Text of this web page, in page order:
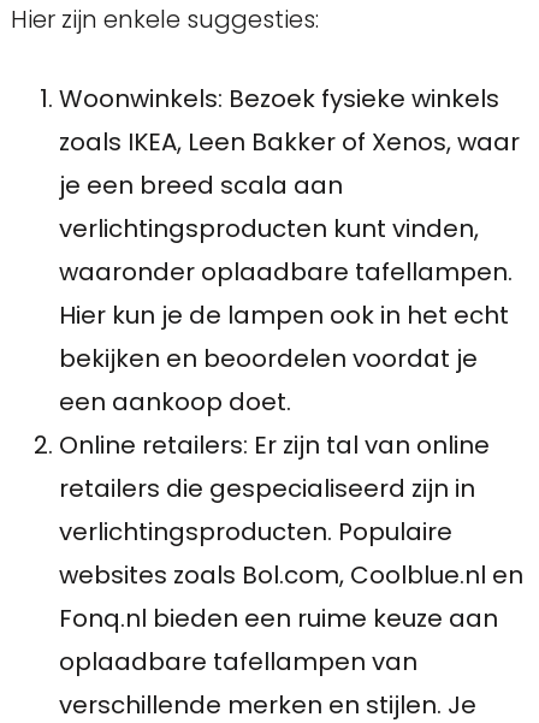
Hier zijn enkele suggesties:
Woonwinkels: Bezoek fysieke winkels
zoals IKEA, Leen Bakker of Xenos, waar
je een breed scala aan
verlichtingsproducten kunt vinden,
waaronder oplaadbare tafellampen.
Hier kun je de lampen ook in het echt
bekijken en beoordelen voordat je
een aankoop doet.
Online retailers: Er zijn tal van online
retailers die gespecialiseerd zijn in
verlichtingsproducten. Populaire
websites zoals Bol.com, Coolblue.nl en
Fonq.nl bieden een ruime keuze aan
oplaadbare tafellampen van
verschillende merken en stijlen. Je